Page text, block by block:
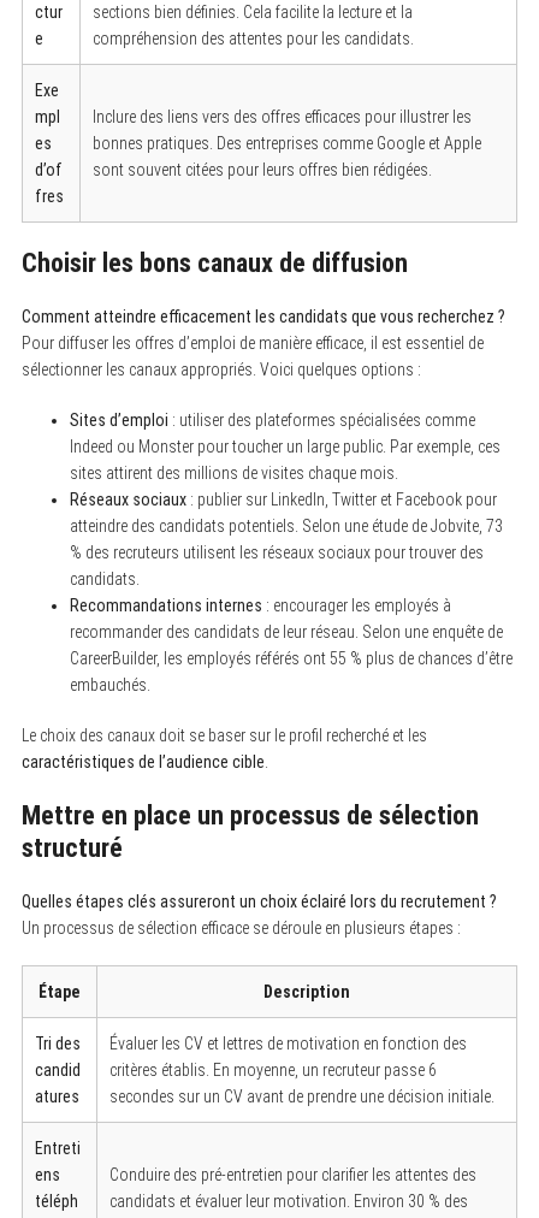
ctur
e
sections bien définies. Cela facilite la lecture et la
compréhension des attentes pour les candidats.
Exe
mpl
es
d’of
fres
Inclure des liens vers des offres efficaces pour illustrer les
bonnes pratiques. Des entreprises comme Google et Apple
sont souvent citées pour leurs offres bien rédigées.
Choisir les bons canaux de diffusion
Comment atteindre efficacement les candidats que vous recherchez ?
Pour diffuser les offres d’emploi de manière efficace, il est essentiel de
sélectionner les canaux appropriés. Voici quelques options :
Sites d’emploi : utiliser des plateformes spécialisées comme
Indeed ou Monster pour toucher un large public. Par exemple, ces
sites attirent des millions de visites chaque mois.
Réseaux sociaux: publier sur LinkedIn, Twitter et Facebook pour
atteindre des candidats potentiels. Selon une étude de Jobvite, 73
% des recruteurs utilisent les réseaux sociaux pour trouver des
candidats.
Recommandations internes : encourager les employés à
recommander des candidats de leur réseau. Selon une enquête de
CareerBuilder, les employés référés ont 55 % plus de chances d’être
embauchés.
Le choix des canaux doit se baser sur le profil recherché et les
caractéristiques de l’audience cible
Mettre en place un processus de sélection
structuré
Quelles étapes clés assureront un choix éclairé lors du recrutement ?
Un processus de sélection efficace se déroule en plusieurs étapes :
Étape Description
Tri des
candid
atures
Évaluer les CV et lettres de motivation en fonction des
critères établis. En moyenne, un recruteur passe 6
secondes sur un CV avant de prendre une décision initiale.
Entreti
ens
téléph
Conduire des pré-entretien pour clarifier les attentes des
candidats et évaluer leur motivation. Environ 30 % des
e
a
h
o